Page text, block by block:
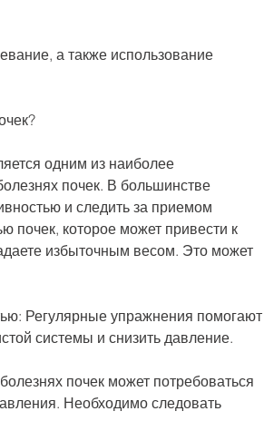
а также использование
одним из наиболее
почек. В большинстве
и следить за приемом
почек, которое может привести к
избыточным весом. Это может
Регулярные упражнения помогают
системы и снизить давление.
почек может потребоваться
Необходимо следовать